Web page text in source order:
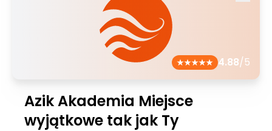
4.88/5
Azik Akademia Miejsce
wyjątkowe tak jak Ty